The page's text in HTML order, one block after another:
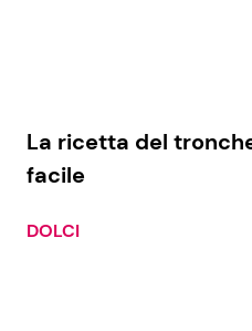
La ricetta del
facile
DOLCI